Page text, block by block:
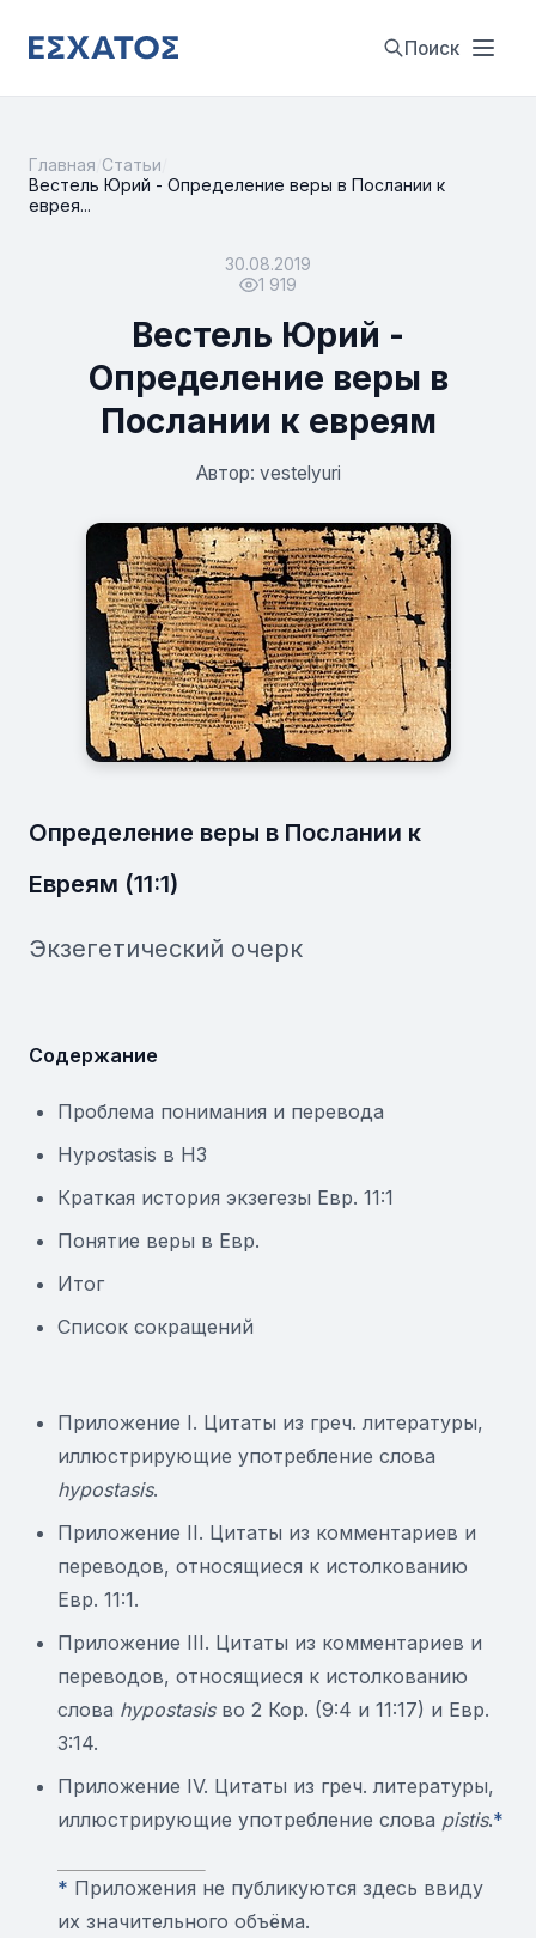
Поиск
Главная Статьи
Вестель Юрий - Определение веры в Послании к
еврея...
30.08.2019
1 919
Вестель Юрий -
Определение веры в
Послании к евреям
Автор: vestelyuri
Определение веры в Послании к
Евреям (11:1)
Экзегетический очерк
Содержание
Проблема понимания и перевода
Hypostasis в НЗ
Краткая история экзегезы Евр. 11:1
Понятие веры в Евр.
Итог
Список сокращений
Приложение I. Цитаты из греч. литературы,
иллюстрирующие употребление слова
hypostasis.
Приложение II. Цитаты из комментариев и
переводов, относящиеся к истолкованию
Евр. 11:1.
Приложение III. Цитаты из комментариев и
переводов, относящиеся к истолкованию
слова hypostasis во 2 Кор. (9:4 и 11:17) и Евр.
3:14.
Приложение IV. Цитаты из греч. литературы,
иллюстрирующие употребление слова pistis.*
* Приложения не публикуются здесь ввиду
их значительного объёма.